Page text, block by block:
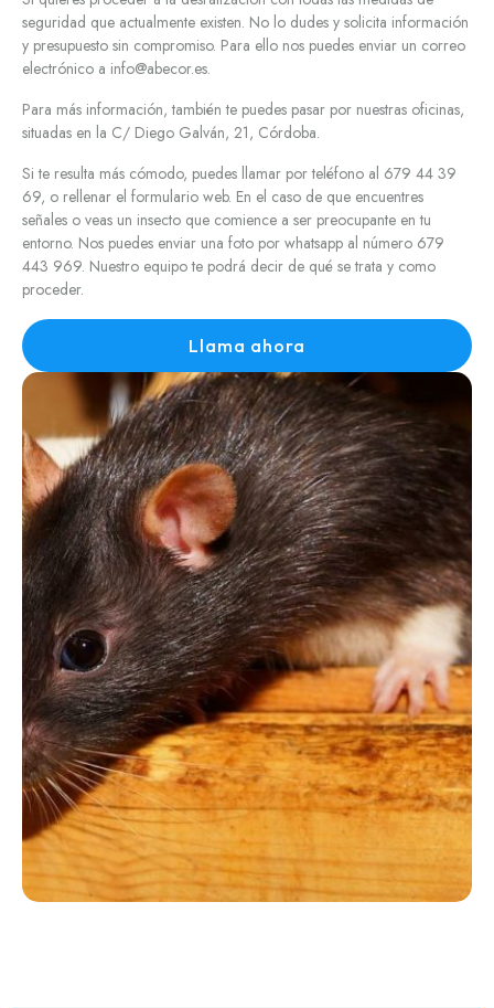
seguridad que actualmente existen. No lo dudes y solicita información
y presupuesto sin compromiso. Para ello nos puedes enviar un correo
electrónico a info@abecor.es.
Para más información, también te puedes pasar por nuestras oficinas,
situadas en la C/ Diego Galván, 21, Córdoba.
Si te resulta más cómodo, puedes llamar por teléfono al 679 44 39
69, o rellenar el formulario web. En el caso de que encuentres
señales o veas un insecto que comience a ser preocupante en tu
entorno. Nos puedes enviar una foto por whatsapp al número 679
443 969. Nuestro equipo te podrá decir de qué se trata y como
proceder.
Llama ahora